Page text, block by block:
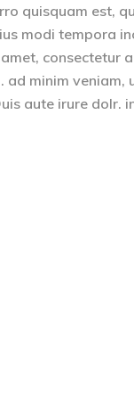
quisquam est,
modi tempora
consectetur
minim veniam,
aute irure dolr.